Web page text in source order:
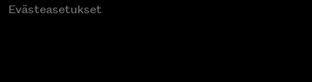
Evästeasetukset